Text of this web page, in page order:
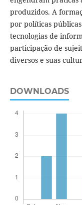
produzidos. A
por políticas
tecnologias de
participação de
diversos e suas
DOWNLOADS